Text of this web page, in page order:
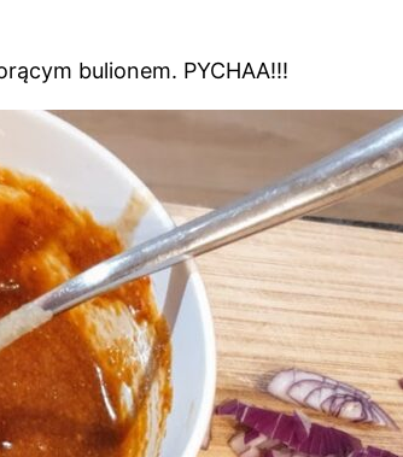
bulionem. PYCHAA!!!